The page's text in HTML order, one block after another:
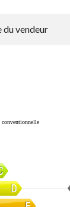
du vendeur